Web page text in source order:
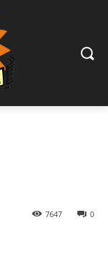
0
7647